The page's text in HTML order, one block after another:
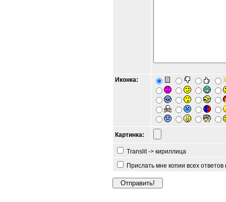
Иконка:
Картинка:
Translit -> кириллица
Прислать мне копии всех